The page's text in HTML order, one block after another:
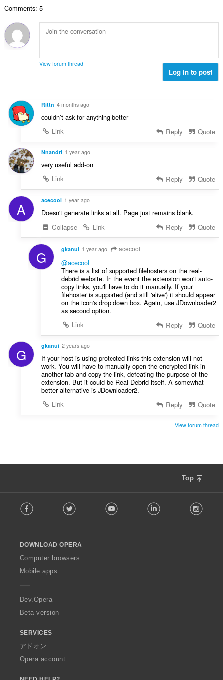
ン
ア
ク
テ
セ
ス
可
Comments: 5
View forum thread
Log in to post
Rittn 4 months ago
couldn’t ask for anything better
Link
Reply Quote
Nnandri 1 year ago
very useful add-on
Link
Reply Quote
A acecool 1 year ago
Doesn't generate links at all. Page just remains blank.
Collapse
Link Reply Quote
G gkanui 1 year ago acecool
@acecool
There is a list of supported filehosters on the real-
debrid website. In the event the extension won't auto-
copy links, you'll have to do it manually. If your
filehoster is supported (and still 'alive') it should appear
on the icon's drop down box. Again, use JDownloader2
as second option.
Link
Reply Quote
G gkanui 2 years ago
If your host is using protected links this extension will not
work. You will have to manually open the encrypted link in
another tab and copy the link, defeating the purpose of the
extension. But it could be Real-Debrid itself. A somewhat
better alternative is JDownloader2.
Link
Reply Quote
View forum thread
Top
o
w
O
p
a
Facebook Twitter Youtube LinkedIn
DOWNLOAD OPERA
Computer browsers
Mobile apps
Dev.Opera
Beta version
SERVICES
アドオン
Opera account